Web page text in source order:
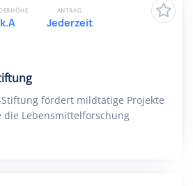
fördert mildtätige Projekte
die Lebensmittelforschung
k.A
ANTRAG
Jederzeit